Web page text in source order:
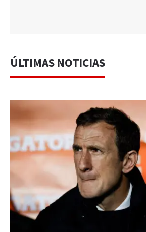
ÚLTIMAS NOTICIAS